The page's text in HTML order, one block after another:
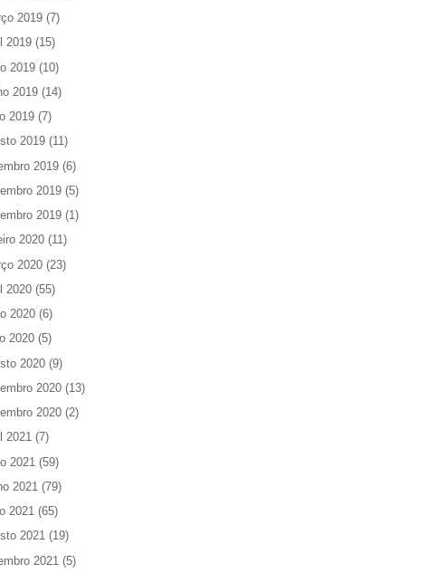
2019 (7)
2019 (15)
2019 (10)
2019 (14)
2019 (7)
2019 (11)
2019 (6)
2019 (5)
2019 (1)
2020 (11)
2020 (23)
2020 (55)
2020 (6)
2020 (5)
2020 (9)
2020 (13)
2020 (2)
2021 (7)
2021 (59)
2021 (79)
2021 (65)
2021 (19)
2021 (5)